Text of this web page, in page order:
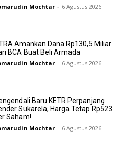
Mochtar - 6 Agustus 2026
Amankan Dana Rp130,5 Miliar
BCA Buat Beli Armada
Mochtar - 6 Agustus 2026
Baru KETR Perpanjang
Sukarela, Harga Tetap Rp523
Saham!
Mochtar - 6 Agustus 2026